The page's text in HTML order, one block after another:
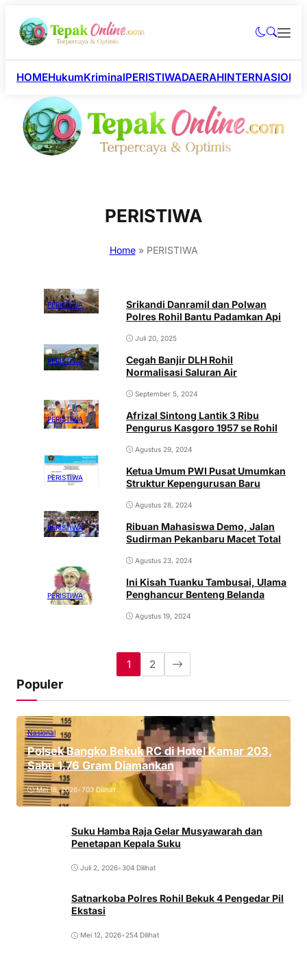
HOMEHukumKriminalPERISTIWADAERAH
PERISTIWA
Home» PERISTIWA
PERISTIWA
Srikandi Danramil dan Polwan
Polres Rohil Bantu Padamkan Api
Juli 20, 2025
PERISTIWA
Cegah Banjir DLH Rohil
Normalisasi Saluran Air
September 5, 2024
PERISTIWA
Afrizal Sintong Lantik 3 Ribu
Pengurus Kasgoro 1957 se Rohil
Agustus 29, 2024
PERISTIWA
Ketua Umum PWI Pusat Umumkan
Struktur Kepengurusan Baru
Agustus 28, 2024
PERISTIWA
Ribuan Mahasiswa Demo, Jalan
Sudirman Pekanbaru Macet Total
Agustus 23, 2024
PERISTIWA
Ini Kisah Tuanku Tambusai, Ulama
Penghancur Benteng Belanda
Agustus 19, 2024
1 2
Populer
Nasional
Polsek Bangko Bekuk RC di Hotel Kamar 203,
Sabu 1,76 Gram Diamankan
Mei 18, 2026•703 Dilihat
Suku Hamba Raja Gelar Musyawarah dan
Penetapan Kepala Suku
Juli 2, 2026•304 Dilihat
Satnarkoba Polres Rohil Bekuk 4 Pengedar Pil
Ekstasi
Mei 12, 2026•254 Dilihat